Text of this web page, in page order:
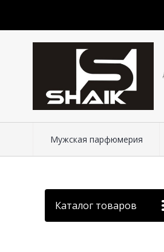
Мужская парфюмерия
Каталог товаров